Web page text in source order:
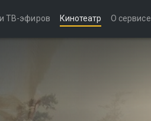
ТВ-эфиров Кинотеатр О сервисе